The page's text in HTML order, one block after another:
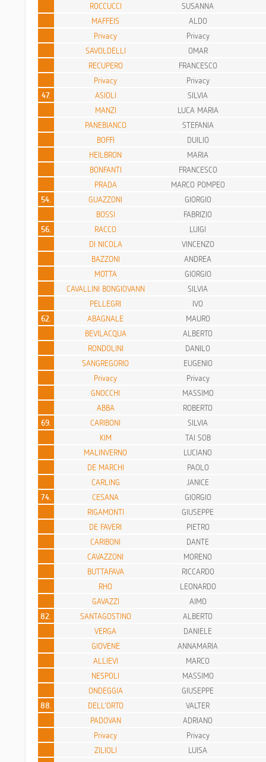
ROCCUCCI
SUSANNA
MAFFEIS
ALDO
Privacy
Privacy
SAVOLDELLI
OMAR
RECUPERO
FRANCESCO
Privacy
Privacy
47.
ASIOLI
SILVIA
MANZI
LUCA MARIA
PANEBIANCO
STEFANIA
BOFFI
DUILIO
HEILBRON
MARIA
BONFANTI
FRANCESCO
PRADA
MARCO POMPEO
54.
GUAZZONI
GIORGIO
BOSSI
FABRIZIO
56.
RACCO
LUIGI
DI NICOLA
VINCENZO
BAZZONI
ANDREA
MOTTA
GIORGIO
CAVALLINI BONGIOVANN
SILVIA
PELLEGRI
IVO
62.
ABAGNALE
MAURO
BEVILACQUA
ALBERTO
RONDOLINI
DANILO
SANGREGORIO
EUGENIO
Privacy
Privacy
GNOCCHI
MASSIMO
ABBA
ROBERTO
69.
CARIBONI
SILVIA
KIM
TAI SOB
MALINVERNO
LUCIANO
DE MARCHI
PAOLO
CARLING
JANICE
74.
CESANA
GIORGIO
RIGAMONTI
GIUSEPPE
DE FAVERI
PIETRO
CARIBONI
DANTE
CAVAZZONI
MORENO
BUTTAFAVA
RICCARDO
RHO
LEONARDO
GAVAZZI
AIMO
82.
SANTAGOSTINO
ALBERTO
VERGA
DANIELE
GIOVENE
ANNAMARIA
ALLIEVI
MARCO
NESPOLI
MASSIMO
ONDEGGIA
GIUSEPPE
88.
DELL'ORTO
VALTER
PADOVAN
ADRIANO
Privacy
Privacy
ZILIOLI
LUISA